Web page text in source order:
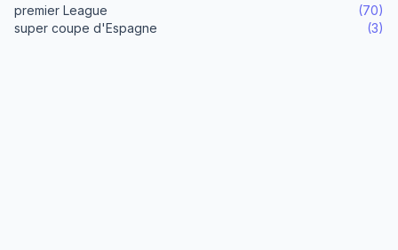
premier League
(70)
super coupe d'Espagne
(3)